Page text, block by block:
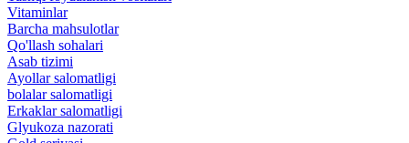
Vitaminlar
Barcha mahsulotlar
Qo'llash sohalari
Asab tizimi
Ayollar salomatligi
bolalar salomatligi
Erkaklar salomatligi
Glyukoza nazorati